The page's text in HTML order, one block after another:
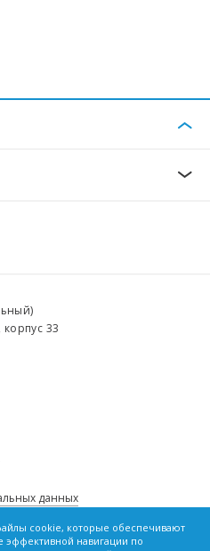
cookie, которые обеспечивают
эффективной навигации по
33
данных